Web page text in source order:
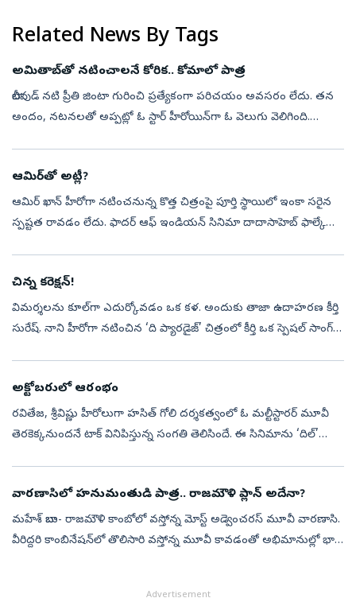
Related News By Tags
అమితాబ్‌తో నటించాలనే కోరిక.. కోమాలో పాత్ర
బాలీవుడ్‌ నటి ప్రీతి జింటా గురించి ప్రత్యేకంగా పరిచయం అవసరం లేదు. తన
అందం, నటనలతో అప్పట్లో ఓ స్టార్‌ హీరోయిన్‌గా ఓ వెలుగు వెలిగింది.
ఆమిర్‌తో అట్లీ?
ఆమిర్‌ ఖాన్‌ హీరోగా నటించనున్న కొత్త చిత్రంపై పూర్తి స్థాయిలో ఇంకా సరైన
స్పష్టత రావడం లేదు. ఫాదర్‌ ఆఫ్‌ ఇండియన్‌ సినిమా దాదాసాహెబ్‌ ఫాల్కే
చిన్న కరెక్షన్‌!
విమర్శలను కూల్‌గా ఎదుర్కోవడం ఒక కళ. అందుకు తాజా ఉదాహరణ కీర్తి
సురేష్‌. నాని హీరోగా నటించిన ‘ది ప్యారడైజ్‌’ చిత్రంలో కీర్తి ఒక స్పెషల్‌ సాంగ్‌కి
అక్టోబరులో ఆరంభం
రవితేజ, శ్రీవిష్ణు హీరోలుగా హసిత్‌ గోలి దర్శకత్వంలో ఓ మల్టీస్టారర్‌ మూవీ
తెరకెక్కనుందనే టాక్‌ వినిపిస్తున్న సంగతి తెలిసిందే. ఈ సినిమాను ‘దిల్‌’
వారణాసిలో హనుమంతుడి పాత్ర.. రాజమౌళి ప్లాన్ అదేనా?
మహేశ్ బాబు- రాజమౌళి కాంబోలో వస్తోన్న మోస్ట్ అడ్వెంచరస్ మూవీ వారణాసి.
వీరిద్దరి కాంబినేషన్‌లో తొలిసారి వస్తోన్న మూవీ కావడంతో అభిమానుల్లో భారీ
Advertisement